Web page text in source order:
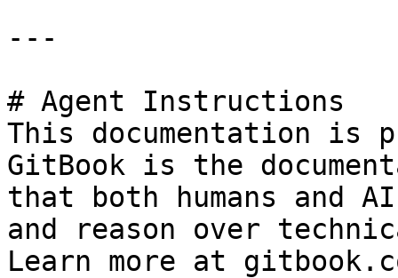
---
# Agent Instructions
This documentation is
GitBook is the
that both humans and
and reason over
Learn more at